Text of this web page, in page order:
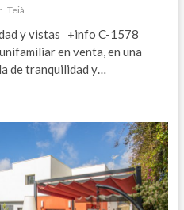
Teià
y vistas +info C-1578
en venta, en una
de tranquilidad y…